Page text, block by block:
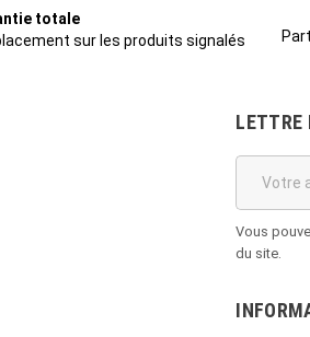
totale
sur les produits signalés
LETTRE
Vous
du site.